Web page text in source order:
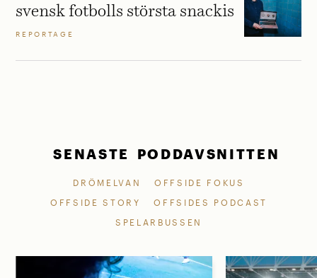
svensk fotbolls största snackis
REPORTAGE
SENASTE PODDAVSNITTEN
DRÖMELVAN
OFFSIDE FOKUS
OFFSIDE STORY
OFFSIDES PODCAST
SPELARBUSSEN